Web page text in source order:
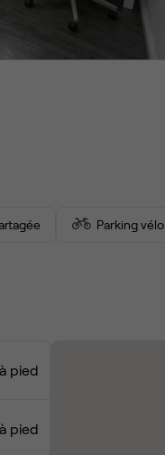
Parking vélo
pied
pied